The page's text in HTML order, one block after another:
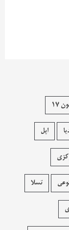
17
اپل
تسلا